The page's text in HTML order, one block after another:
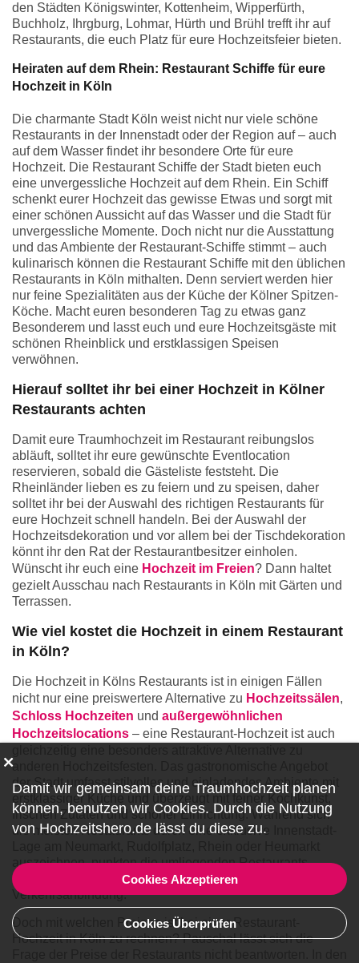
den Städten Königswinter, Kottenheim, Wipperfürth,
Buchholz, Ihrgburg, Lohmar, Hürth und Brühl trefft ihr auf
Restaurants, die euch Platz für eure Hochzeitsfeier bieten.
Heiraten auf dem Rhein: Restaurant Schiffe für eure
Hochzeit in Köln
Die charmante Stadt Köln weist nicht nur viele schöne
Restaurants in der Innenstadt oder der Region auf – auch
auf dem Wasser findet ihr besondere Orte für eure
Hochzeit. Die Restaurant Schiffe der Stadt bieten euch
eine unvergessliche Hochzeit auf dem Rhein. Ein Schiff
schenkt eurer Hochzeit das gewisse Etwas und sorgt mit
einer schönen Aussicht auf das Wasser und die Stadt für
unvergessliche Momente. Doch nicht nur die Ausstattung
und das Ambiente der Restaurant-Schiffe stimmt – auch
kulinarisch können die Restaurant Schiffe mit den üblichen
Restaurants in Köln mithalten. Denn serviert werden hier
nur feine Spezialitäten aus der Küche der Kölner Spitzen-
Köche. Macht euren besonderen Tag zu etwas ganz
Besonderem und lasst euch und eure Hochzeitsgäste mit
schönen Rheinblick und erstklassigen Speisen
verwöhnen.
Hierauf solltet ihr bei einer Hochzeit in Kölner
Restaurants achten
Damit eure Traumhochzeit im Restaurant reibungslos
abläuft, solltet ihr eure gewünschte Eventlocation
reservieren, sobald die Gästeliste feststeht. Die
Rheinländer lieben es zu feiern und zu speisen, daher
solltet ihr bei der Auswahl des richtigen Restaurants für
eure Hochzeit schnell handeln. Bei der Auswahl der
Hochzeitsdekoration und vor allem bei der Tischdekoration
könnt ihr den Rat der Restaurantbesitzer einholen.
Wünscht ihr euch eine Hochzeit im Freien? Dann haltet
gezielt Ausschau nach Restaurants in Köln mit Gärten und
Terrassen.
Wie viel kostet die Hochzeit in einem Restaurant
in Köln?
Die Hochzeit in Kölns Restaurants ist in einigen Fällen
nicht nur eine preiswertere Alternative zu Hochzeitssälen,
Schloss Hochzeiten und außergewöhnlichen
Hochzeitslocations – eine Restaurant-Hochzeit ist auch
anderen Hochzeitsfesten. Das gastronomische Angebot
der Stadt umfasst stilvolles und einladendes Ambiente mit
erstklassiger Küche und überzeugt mit feiner Kochkunst,
frischen Zutaten und schöner Einrichtung. Während sich
die meisten Restaurants durch eine exklusive Innenstadt-
auszeichnen, punkten die umliegenden Restaurants
aufgrund der Infrastruktur mit einer einfachen
Verkehrsanbindung.
Doch mit welchen Preisen ist bei einer Restaurant-
Hochzeit in Köln zu rechnen? Pauschal lässt sich die
Damit wir gemeinsam deine Traumhochzeit planen
können, benutzen wir Cookies. Durch die Nutzung
von Hochzeitshero.de lässt du diese zu.
Cookies Akzeptieren
Cookies Überprüfen